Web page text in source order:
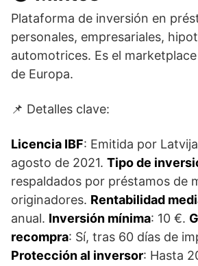
Plataforma de inversión en
personales, empresariales,
automotrices. Es el
de Europa.
📌 Detalles clave:
Licencia IBF: Emitida por
agosto de 2021. Tipo de
respaldados por préstamos de
originadores. Rentabilidad
anual. Inversión mínima: 10 €.
recompra: Sí, tras 60 días de
Protección al inversor: Hasta